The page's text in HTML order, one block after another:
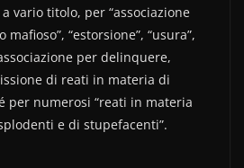
vario titolo, per “associazione
“estorsione”, “usura”,
per delinquere,
di reati in materia di
per numerosi “reati in materia
e di stupefacenti”.